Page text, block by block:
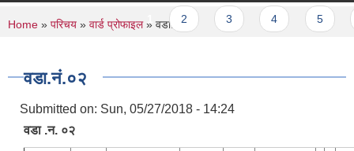
Pages
1
You are here
Home » परिचय » वार्ड प्रोफाइल» वडा.नं.०२
वडा.नं.०२
Submitted on: Sun, 05/27/2018 - 14:24
वडा .न. ०२